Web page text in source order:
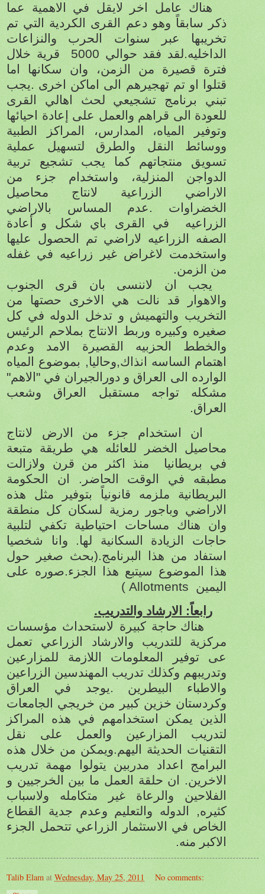
هناك عامل اخر لايقل في الاهمية عما
ذكر سابقاً وهو دعم القرى الكردية التي تم
تخريبها عبر سنوات الحرب والنزاعات
الداخليه.لقد فقد حوالي 5000
قرية خلال
فترة قصيرة من الزمن، وان سكانها اما
قتلوا او تم تهجيرهم الى اماكن اخرى .يجب
تبني برنامج تشجيعي لحث اهالي القرى
للعودة الى قراهم والعمل على إعادة احيائها
وتوفير المياه، المدارس، المراكز الطبية
ووسائط النقل والطرق لتسهيل عملية
تسويق منتجاتهم كما يجب تشجيع تربية
الدواجن المنزلية، واستخدام جزء من
الاراضي الزراعية لانتاج محاصيل
الخضراوات .عدم المساس بالاراضي
الزراعيه
في القرى باي شكل و أعادة
الصفه الزراعيه لاراضي تم الحصول عليها
واستخدمت لاغراض غير زراعيه في غفله
من الزمن.
يجب ان لاننسى بان قرى الجنوب
والاهوار قد نالت هي الاخرى حصتها من
التخريب والتهميش و تدخل الدوله في كل
صغيره وكبيره وربط الانتاج بملاحم الرئيس
والخطط الحزبيه القصيرة الامد وعدم
اهتمام الساسه انذاك,وحاليا, بموضوع المياه
الوارده الى العراق و دورالجيران في "الاهم"
مشكله تواجه مستقبل العراق وشعب
العراق.
ان استخدام جزء من الارض لانتاج
محاصيل الخضر للعائله هي طريقة متبعة
في بريطانيا
منذ اكثر من قرن ولازالت
مطبقه في الوقت الحاضر. ان الحكومة
البريطانية ملزمه قانونياً بتوفير مثل هذه
الاراضي وباجور رمزية لسكان كل منطقة
وان هناك مساحات احتياطية تكفي لتلبية
حاجات الزيادة السكانية لها. وانا شخصيا
استفاد من هذا البرنامج.(بحث صغير حول
هذا الموضوع سيتبع هذا الجزء.صوره على
اليمين ( Allotments
رابعاً: الارشاد والتدريب.
هناك حاجة كبيرة لاستحداث مؤسسات
مركزية للتدريب والارشاد الزراعي تعمل
عى توفير المعلومات اللازمة للمزارعين
وتدريبهم وكذلك تدريب المهندسين الزراعين
والاطباء البيطرين .يوجد في العراق
وكردستان خزين كبير من خريجي الجامعات
الذين يمكن استخدامهم في هذه المراكز
لتدريب المزارعين والعمل على نقل
التقنيات الحديثة اليهم.ويمكن من خلال هذه
البرامج اعداد مدربين يتولوا مهمة تدريب
الاخرين. ان حلقة العمل ما بين الخرجيين و
الفلاحين والرعاة غير متكامله ولاسباب
كثيره, الدوله والتعليم وعدم جدية القطاع
الخاص في الاستثمار الزراعي تتحمل الجزء
الاكبر منه.
Talib Elam at Wednesday, May 25, 2011 No comments: